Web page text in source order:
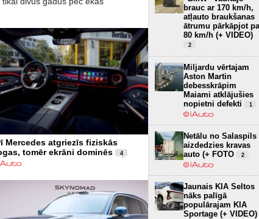
Mercedes atgriezīs fiziskās
tomēr ekrāni dominēs
4
brauc ar 170 km/h,
atļauto braukšanas
ātrumu pārkāpjot
80 km/h (+ VIDEO)
2
Miljardu vērtajam
Aston Martin
debesskrāpim
Maiami atklājušies
nopietni defekti
1
Netālu no Salaspils
aizdedzies kravas
auto (+ FOTO
2
Jaunais KIA Seltos
nāks palīgā
populārajam KIA
Sportage (+ VIDEO)